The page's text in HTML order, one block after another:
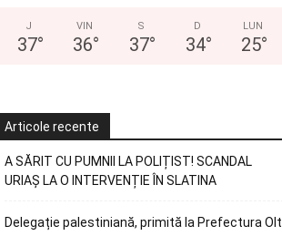
J
37°
VIN
36°
S
37°
D
34°
LUN
25°
Articole recente
A SĂRIT CU PUMNII LA POLIȚIST! SCANDAL
URIAȘ LA O INTERVENȚIE ÎN SLATINA
Delegație palestiniană, primită la Prefectura Olt